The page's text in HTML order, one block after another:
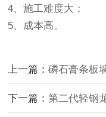
4、施工难度大；
5、成本高。
上一篇：磷石膏条板
下一篇：第二代轻钢